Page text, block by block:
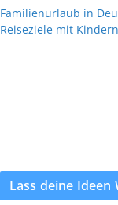
Familienurlaub in
Reiseziele mit Kindern
Lass deine